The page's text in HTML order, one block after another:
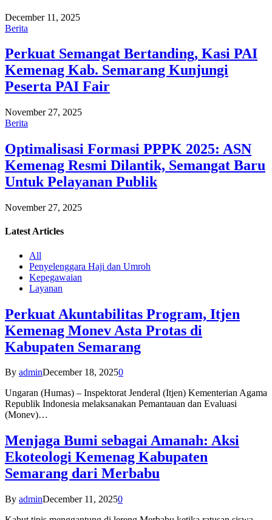
December 11, 2025
Berita
Perkuat Semangat Bertanding, Kasi PAI
Kemenag Kab. Semarang Kunjungi
Peserta PAI Fair
November 27, 2025
Berita
Optimalisasi Formasi PPPK 2025: ASN
Kemenag Resmi Dilantik, Semangat Baru
Untuk Pelayanan Publik
November 27, 2025
Latest Articles
All
Penyelenggara Haji dan Umroh
Kepegawaian
Layanan
Perkuat Akuntabilitas Program, Itjen
Kemenag Monev Asta Protas di
Kabupaten Semarang
By adminDecember 18, 20250
Ungaran (Humas) – Inspektorat Jenderal (Itjen) Kementerian Agama
Republik Indonesia melaksanakan Pemantauan dan Evaluasi
(Monev)…
Menjaga Bumi sebagai Amanah: Aksi
Ekoteologi Kemenag Kabupaten
Semarang dari Merbabu
By adminDecember 11, 20250